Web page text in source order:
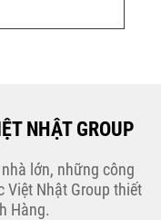
NHẬT GROUP
lớn, những công
Việt Nhật Group thiết
Hàng.